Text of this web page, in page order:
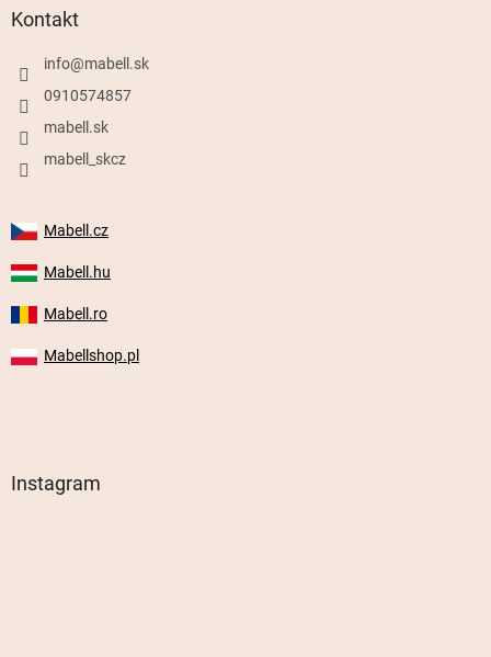
Kontakt
info@mabell.sk
0910574857
mabell.sk
mabell_skcz
Mabell.cz
Mabell.hu
Mabell.ro
Mabellshop.pl
Instagram